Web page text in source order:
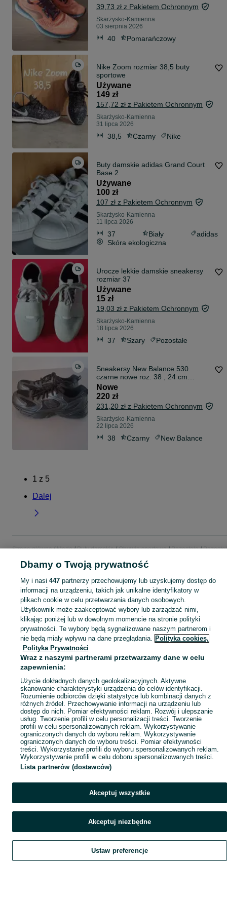
39,73 zł z Pakietem Ochronnym
Skarżysko-Kamienna
03 sierpnia 2026
40 Pomarańczowy
Nike Zoom rozmiar 38,5 buty
sportowe
Używane
149 zł
157,72 zł z Pakietem Ochronnym
Skarżysko-Kamienna
31 lipca 2026
38,5 Czarny Nike
Buty damskie adidas Grand Court
Base 2
Używane
100 zł
107 zł z Pakietem Ochronnym
Skarżysko-Kamienna
11 lipca 2026
37 Biały
adidas
Skóra ekologiczna
Urocze lekkie damskie sneakersy
rozmiar 37
Używane
15 zł
19,03 zł z Pakietem Ochronnym
Skarżysko-Kamienna
18 lipca 2026
37 Szary Pozostałe
Sneakersy New Balance 530
czarne nowe roz. 38 , 24 cm
GR530PB
Nowe
220 zł
231,20 zł z Pakietem Ochronnym
Skarżysko-Kamienna
22 lipca 2026
38 Czarny New Balance
1 z 5
Dalej
Strona główna Moda Buty damskie Obuwie sportowe Pozostałe
KATEGORIA
Sprzedaż pozostałego obuwia sportowego damskiego Skarżysko-Kamienna ▶️ Różne marki i rozmiary ✅ Nowe i używane w atrakcyjnych cenach ✌ Znajdź oferty na OLX.pl! Zobacz
Mapa kategorii
Mapa miejscowości
Mapa ministron
Szukaj Obserwujesz Dodaj Czat Konto
Dbamy o Twoją prywatność
My i nasi 447partnerzy przechowujemy lub uzyskujemy dostęp do
informacji na urządzeniu, takich jak unikalne identyfikatory w
plikach cookie w celu przetwarzania danych osobowych.
Użytkownik może zaakceptować wybory lub zarządzać nimi,
klikając poniżej lub w dowolnym momencie na stronie polityki
prywatności. Te wybory będą sygnalizowane naszym partnerom i
nie będą miały wpływu na dane przeglądania. Polityka cookies,
Polityka Prywatności
Wraz z naszymi partnerami przetwarzamy dane w celu
zapewnienia:
Użycie dokładnych danych geolokalizacyjnych. Aktywne
skanowanie charakterystyki urządzenia do celów identyfikacji.
Rozumienie odbiorców dzięki statystyce lub kombinacji danych z
różnych źródeł. Przechowywanie informacji na urządzeniu lub
dostęp do nich. Pomiar efektywności reklam. Rozwój i ulepszanie
usług. Tworzenie profili w celu personalizacji treści. Tworzenie
profili w celu spersonalizowanych reklam. Wykorzystywanie
ograniczonych danych do wyboru reklam. Wykorzystywanie
ograniczonych danych do wyboru treści. Pomiar efektywności
treści. Wykorzystanie profili do wyboru spersonalizowanych reklam.
Wykorzystywanie profili w celu doboru spersonalizowanych treści.
Lista partnerów (dostawców)
Akceptuj wszystkie
Akceptuj niezbędne
Ustaw preferencje